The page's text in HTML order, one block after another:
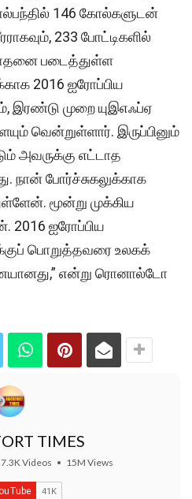
146 கோல்களுடன்
233 போட்டிகளில்
படைத்துள்ள
2016 ஐரோப்பிய
இரண்டு முறை யுஇஎஃப்ஏ
வென்றுள்ளார். இருப்பினும்
அவருக்கு எட்டாத
நான் போர்ச்சுகலுக்காக
மூன்று முக்கிய
ஐரோப்பிய
பொறுத்தவரை உலகக்
என்று ரொனால்டோ
TIMES
7.3K Videos • 15M Views